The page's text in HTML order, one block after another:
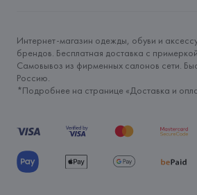
Интернет-магазин одежды, обуви и
брендов. Бесплатная доставка с
Самовывоз из фирменных салонов сети.
Россию.
*Подробнее на странице «Доставка и